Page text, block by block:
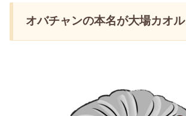
オバチャンの本名が大場カオル